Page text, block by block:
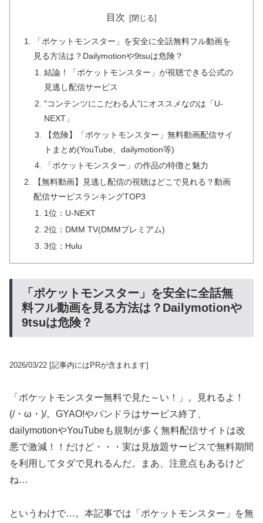
目次
「ポケットモンスター」を安全に全話無料フル動画を
見る方法は？Dailymotionや9tsuは危険？
結論！「ポケットモンスター」が視聴できる公式の
見逃し配信サービス
"コンテンツにこだわる人"にオススメなのは「U-
NEXT」
【危険】「ポケットモンスター」無料動画配信サイ
トまとめ(YouTube、dailymotion等)
「ポケットモンスター」の作品の特徴と魅力
【無料動画】見逃し配信の視聴はどこで見れる？動画
配信サービスランキングTOP3
1位：U-NEXT
2位：DMM TV(DMMプレミアム)
3位：Hulu
「ポケットモンスター」を安全に全話無
料フル動画を見る方法は？Dailymotionや
9tsuは危険？
2026/03/22 [記事内にはPRが含まれます]
「ポケットモンスター無料で見た～い！」。見れるよ！
(/・ω・)/。GYAO!やパンドラはサービス終了、
dailymotionやYouTubeも規制が多く無料配信サイトは改
悪で激減！！だけど・・・実は見放題サービスで無料期間
を利用してタダで見れるんだ。まあ、注意点もあるけど
ね…
というわけで…。本記事では「ポケットモンスター」を無